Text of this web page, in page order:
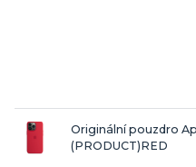
Originální pouzdro
(PRODUCT)RED